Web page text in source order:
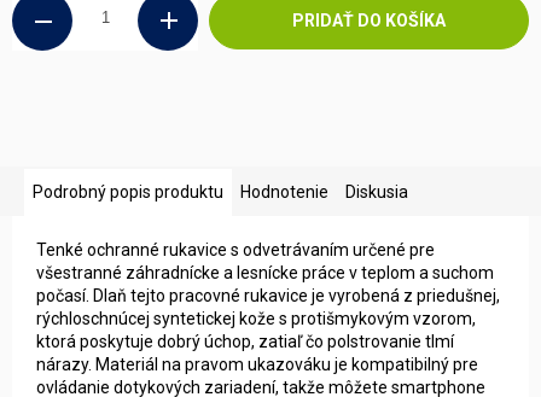
PRIDAŤ DO KOŠÍKA
Podrobný popis produktu Hodnotenie Diskusia
Tenké ochranné rukavice s odvetrávaním určené pre
všestranné záhradnícke a lesnícke práce v teplom a suchom
počasí. Dlaň tejto pracovné rukavice je vyrobená z priedušnej,
rýchloschnúcej syntetickej kože s protišmykovým vzorom,
ktorá poskytuje dobrý úchop, zatiaľ čo polstrovanie tlmí
nárazy. Materiál na pravom ukazováku je kompatibilný pre
ovládanie dotykových zariadení, takže môžete smartphone